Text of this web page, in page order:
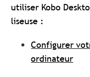
utiliser Kobo
liseuse :
Configurer
ordinateur